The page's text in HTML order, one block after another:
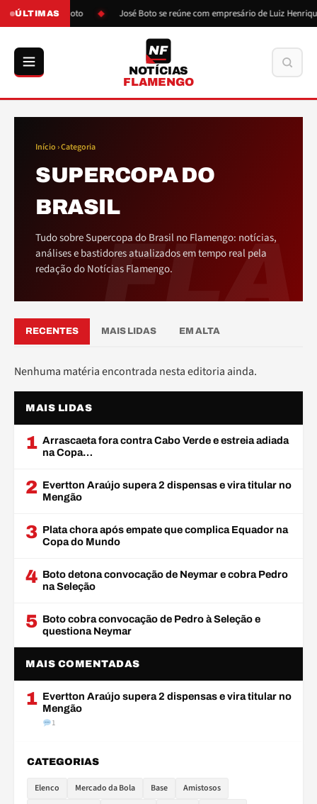
ÚLTIMAS
pressão de Boto José Boto se reúne com empresário de Luiz Henrique
NF
NOTÍCIAS
FLAMENGO
FLA
Início › Categoria
SUPERCOPA DO
BRASIL
Tudo sobre Supercopa do Brasil no Flamengo: notícias,
análises e bastidores atualizados em tempo real pela
redação do Notícias Flamengo.
RECENTES MAIS LIDAS EM ALTA
Nenhuma matéria encontrada nesta editoria ainda.
MAIS LIDAS
1 Arrascaeta fora contra Cabo Verde e estreia adiada
na Copa…
2 Evertton Araújo supera 2 dispensas e vira titular no
Mengão
3 Plata chora após empate que complica Equador na
Copa do Mundo
4 Boto detona convocação de Neymar e cobra Pedro
na Seleção
5 Boto cobra convocação de Pedro à Seleção e
questiona Neymar
MAIS COMENTADAS
1 Evertton Araújo supera 2 dispensas e vira titular no
Mengão
1
CATEGORIAS
Elenco Mercado da Bola Base
Amistosos